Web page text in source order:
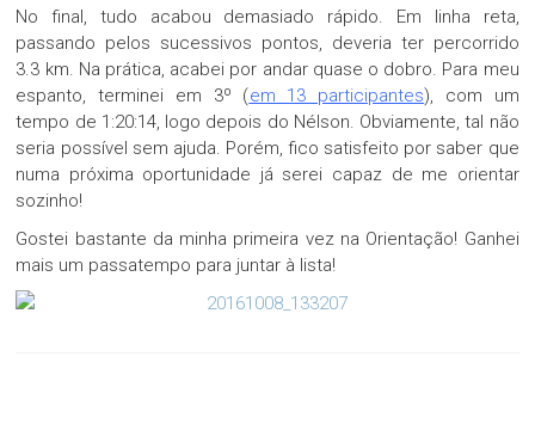
No final, tudo acabou demasiado rápido. Em linha reta,
passando pelos sucessivos pontos, deveria ter percorrido
3.3 km. Na prática, acabei por andar quase o dobro. Para meu
espanto, terminei em 3º (em 13 participantes), com um
tempo de 1:20:14, logo depois do Nélson. Obviamente, tal não
seria possível sem ajuda. Porém, fico satisfeito por saber que
numa próxima oportunidade já serei capaz de me orientar
sozinho!
Gostei bastante da minha primeira vez na Orientação! Ganhei
mais um passatempo para juntar à lista!